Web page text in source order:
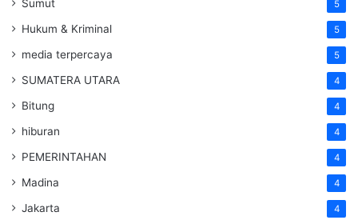
Sumut 5
Hukum & Kriminal 5
media terpercaya 5
SUMATERA UTARA 4
Bitung 4
hiburan 4
PEMERINTAHAN 4
Madina 4
Jakarta 4